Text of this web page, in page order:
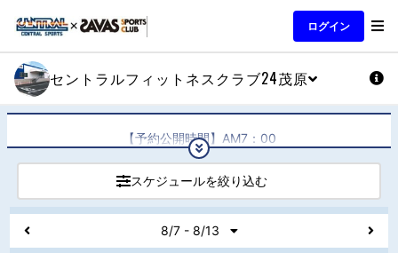
ログイン
セントラルフィットネスクラブ24茂原
【予約公開時間】AM7：00
（当日を含む1週間先までの予約が可能）
☆2026年7月～9月のレッスンスケジュールはこちら☆
https://www.central.co.jp/club/cf-
mobara/images/club_pdf1_fn.pdf
スケジュールを絞り込む
8/7 - 8/13